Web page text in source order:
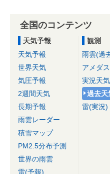
全国のコンテンツ
天気予報
天気予報
世界天気
気圧予報
2週間天気
長期予報
雨雲レーダー
積雪マップ
PM2.5分布予測
世界の雨雲
雷(予報)
観測
雨雲(過
アメダ
実況天気
過去天
雷(実況)